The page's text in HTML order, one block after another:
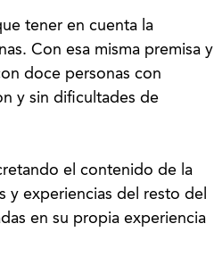
tener en cuenta la
Con esa misma premisa y
doce personas con
y sin dificultades de
el contenido de la
experiencias del resto del
en su propia experiencia